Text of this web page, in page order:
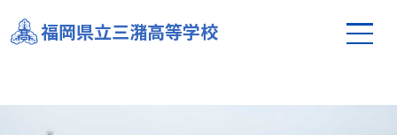
福岡県立三潴高等学校